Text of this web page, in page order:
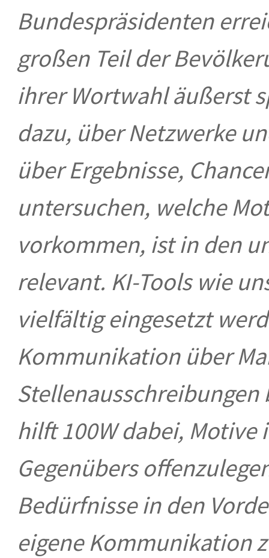
Bundespräsidenten
großen Teil der
ihrer Wortwahl äußerst
dazu, über Netzwerke
über Ergebnisse,
untersuchen, welche
vorkommen, ist in den
relevant. KI-Tools wie
vielfältig eingesetzt
Kommunikation über
Stellenausschreibungen
hilft 100W dabei,
Gegenübers
Bedürfnisse in den
eigene Kommunikation